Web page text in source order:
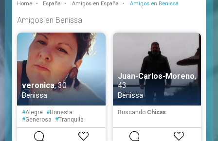
Amigos en Benissa
Home España Amigos en España Amigos en Benissa
veronica, 30
Benissa
#Alegre #Honesta
#Generosa #Tranquila
#Solitaria #Reservada
Tímida
Juan-Carlos-Moreno,
43
Benissa
Buscando Chicas